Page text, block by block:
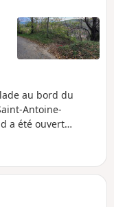
au bord du
Antoine-
a été ouvert
le passage dans
des
peut s'avérer
la Charrette